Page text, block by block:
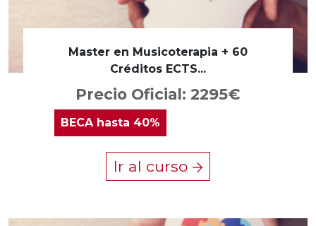
Master en Musicoterapia + 60
Créditos ECTS...
Precio Oficial: 2295€
BECA hasta 40%
Ir al curso